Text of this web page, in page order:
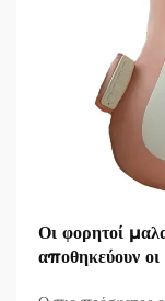
Οι φορητοί
αποθηκεύουν